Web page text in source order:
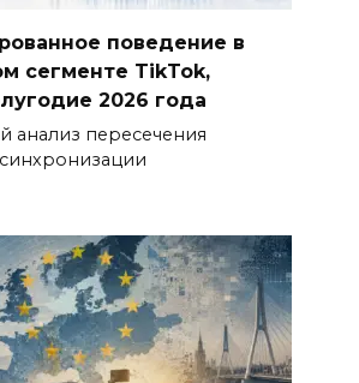
поведение в
сегменте TikTok,
2026 года
анализ пересечения